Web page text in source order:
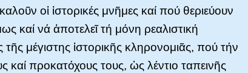
οἱ ἱστορικές μνῆμες καί πού θεριεύουν
καί νά ἀποτελεῖ τή μόνη ρεαλιστική
μέγιστης ἱστορικῆς κληρονομιᾶς, πού τήν
προκατόχους τους, ὡς λέντιο ταπεινῆς